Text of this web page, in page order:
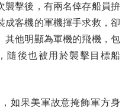
擊後，有兩名倖存船員拚
成客機的軍機揮手求救，卻
其他明顯為軍機的飛機，包
隨後也被用於襲擊目標船
果美軍故意掩飾軍方身